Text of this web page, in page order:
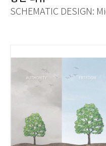
SCHEMATIC DESIGN: